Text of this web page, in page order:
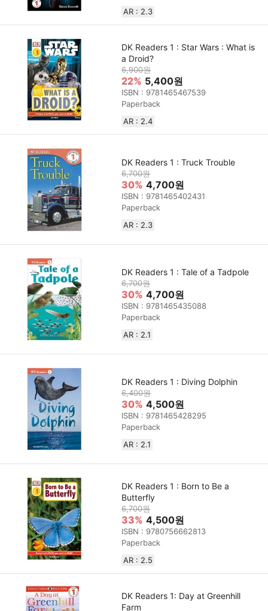
AR : 2.3
DK Readers 1 : Star Wars : What is
a Droid?
6,900원
22% 5,400원
ISBN : 9781465467539
Paperback
AR : 2.4
DK Readers 1 : Truck Trouble
6,700원
30% 4,700원
ISBN : 9781465402431
Paperback
AR : 2.3
DK Readers 1 : Tale of a Tadpole
6,700원
30% 4,700원
ISBN : 9781465435088
Paperback
AR : 2.1
DK Readers 1 : Diving Dolphin
6,400원
30% 4,500원
ISBN : 9781465428295
Paperback
AR : 2.1
DK Readers 1 : Born to Be a
Butterfly
6,700원
33% 4,500원
ISBN : 9780756662813
Paperback
AR : 2.5
DK Readers 1: Day at Greenhill
Farm